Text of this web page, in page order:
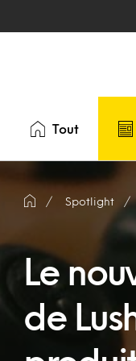
Tout
Spotlight
Le
de